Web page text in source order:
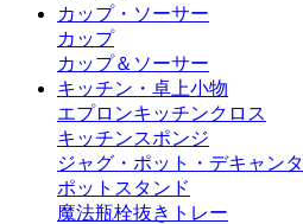
カップ・ソーサー
カップ
カップ＆ソーサー
キッチン・卓上小物
エプロンキッチンクロス
キッチンスポンジ
ジャグ・ポット・デキャンタ
ポットスタンド
魔法瓶栓抜き トレー